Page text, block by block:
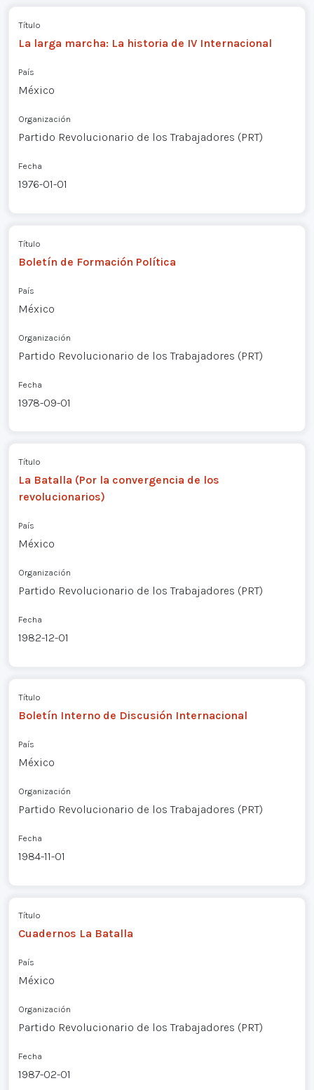
Título
La larga marcha: La historia de IV Internacional
País
México
Organización
Partido Revolucionario de los Trabajadores (PRT)
Fecha
1976-01-01
Título
Boletín de Formación Política
País
México
Organización
Partido Revolucionario de los Trabajadores (PRT)
Fecha
1978-09-01
Título
La Batalla (Por la convergencia de los
revolucionarios)
País
México
Organización
Partido Revolucionario de los Trabajadores (PRT)
Fecha
1982-12-01
Título
Boletín Interno de Discusión Internacional
País
México
Organización
Partido Revolucionario de los Trabajadores (PRT)
Fecha
1984-11-01
Título
Cuadernos La Batalla
País
México
Organización
Partido Revolucionario de los Trabajadores (PRT)
Fecha
1987-02-01